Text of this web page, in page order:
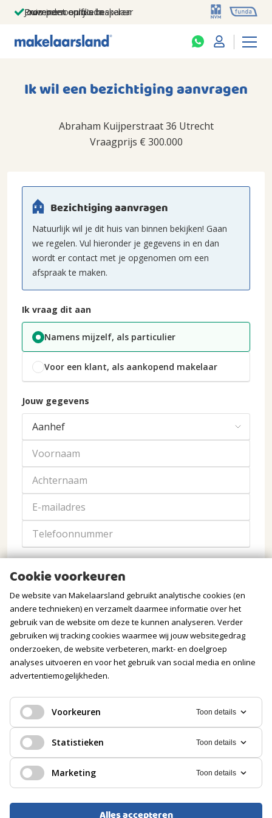
Jouw persoonlijke makelaar
Duizenden euro's besparen
Prominent op funda
Ik wil een bezichtiging aanvragen
Abraham Kuijperstraat 36 Utrecht
Vraagprijs € 300.000
Bezichtiging aanvragen
Natuurlijk wil je dit huis van binnen bekijken! Gaan
we regelen. Vul hieronder je gegevens in en dan
wordt er contact met je opgenomen om een
afspraak te maken.
Ik vraag dit aan
Namens mijzelf, als particulier
Voor een klant, als aankopend makelaar
Jouw gegevens
Verstuur mijn aanvraag
Wij gaan zorgvuldig om met jouw gegevens. Meer
informatie vind je in onze
Cookie voorkeuren
De website van Makelaarsland gebruikt analytische cookies (en
andere technieken) en verzamelt daarmee informatie over het
gebruik van de website om deze te kunnen analyseren. Verder
gebruiken wij tracking cookies waarmee wij jouw websitegedrag
onderzoeken, de website verbeteren, markt- en doelgroep
analyses uitvoeren en voor het gebruik van social media en online
advertentiemogelijkheden.
Voorkeuren Toon details
Statistieken Toon details
Marketing Toon details